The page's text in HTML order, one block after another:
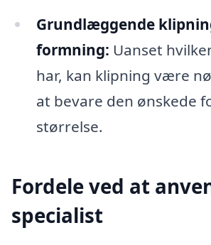
Grundlæggende
formning: Uanset
har, kan klipning være
at bevare den ønskede
størrelse.
Fordele ved at
specialist